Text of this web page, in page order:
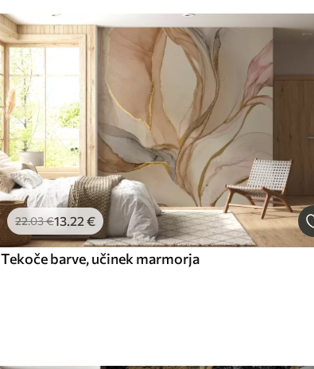
22.03€13.22 €
Tekoče barve, učinek marmorja